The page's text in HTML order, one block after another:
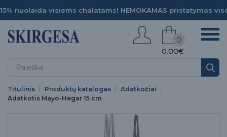
15% nuolaida visiems chalatams! NEMOKAMAS pristatymas
0.00€
0
Titulinis Produktų katalogas
Adatkočiai
Adatkotis Mayo-Hegar 15 cm